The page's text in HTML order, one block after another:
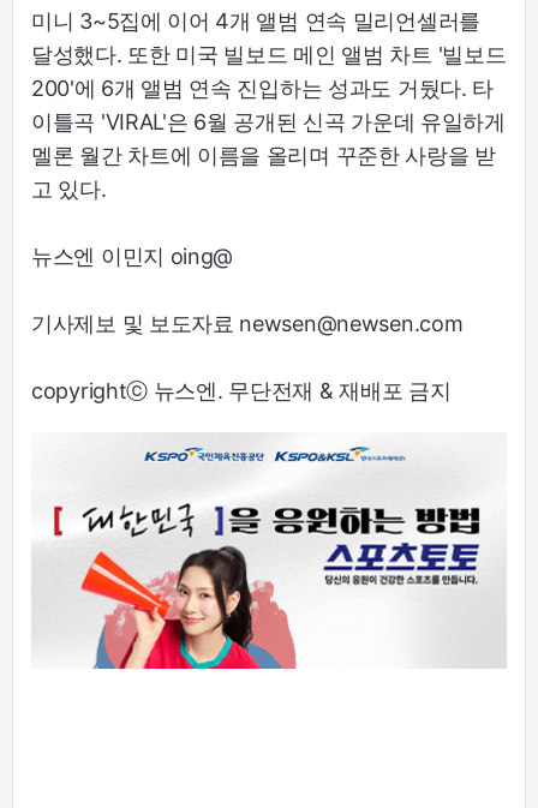
미니 3~5집에 이어 4개 앨범 연속 밀리언셀러를
달성했다. 또한 미국 빌보드 메인 앨범 차트 '빌보드
200'에 6개 앨범 연속 진입하는 성과도 거뒀다. 타
이틀곡 'VIRAL'은 6월 공개된 신곡 가운데 유일하게
멜론 월간 차트에 이름을 올리며 꾸준한 사랑을 받
고 있다.
뉴스엔 이민지 oing@
기사제보 및 보도자료 newsen@newsen.com
copyrightⓒ 뉴스엔. 무단전재 & 재배포 금지